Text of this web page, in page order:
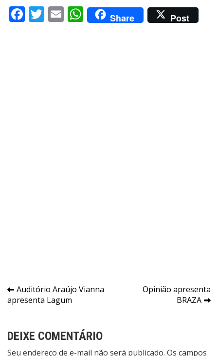
Facebook
Twitter
EmailWhatsApp
Share Post
Navegação
de
Auditório Araújo Vianna
apresenta Lagum
Opinião apresenta
BRAZA
DEIXE COMENTÁRIO
Seu endereço de e-mail não será publicado. Os campos